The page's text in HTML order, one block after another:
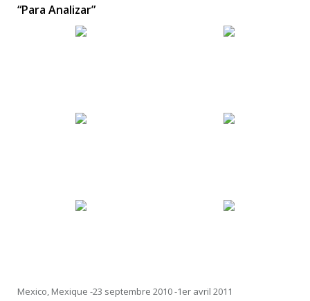
“Para Analizar”
Mexico, Mexique -23 septembre 2010 -1er avril 2011